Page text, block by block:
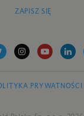
ZAPISZ SIĘ
PRYWATNOŚCI